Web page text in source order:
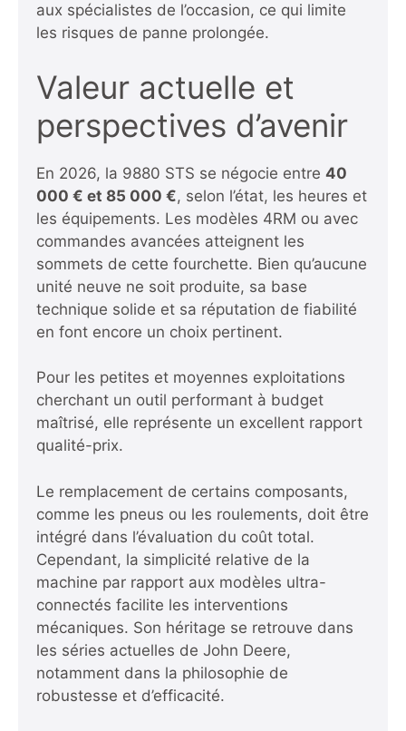
aux spécialistes de l’occasion, ce qui limite
les risques de panne prolongée.
Valeur actuelle et
perspectives d’avenir
En 2026, la 9880 STS se négocie entre 40
000 € et 85 000 €, selon l’état, les heures et
les équipements. Les modèles 4RM ou avec
commandes avancées atteignent les
sommets de cette fourchette. Bien qu’aucune
unité neuve ne soit produite, sa base
technique solide et sa réputation de fiabilité
en font encore un choix pertinent.
Pour les petites et moyennes exploitations
cherchant un outil performant à budget
maîtrisé, elle représente un excellent rapport
qualité-prix.
Le remplacement de certains composants,
comme les pneus ou les roulements, doit être
intégré dans l’évaluation du coût total.
Cependant, la simplicité relative de la
machine par rapport aux modèles ultra-
connectés facilite les interventions
mécaniques. Son héritage se retrouve dans
les séries actuelles de John Deere,
notamment dans la philosophie de
robustesse et d’efficacité.